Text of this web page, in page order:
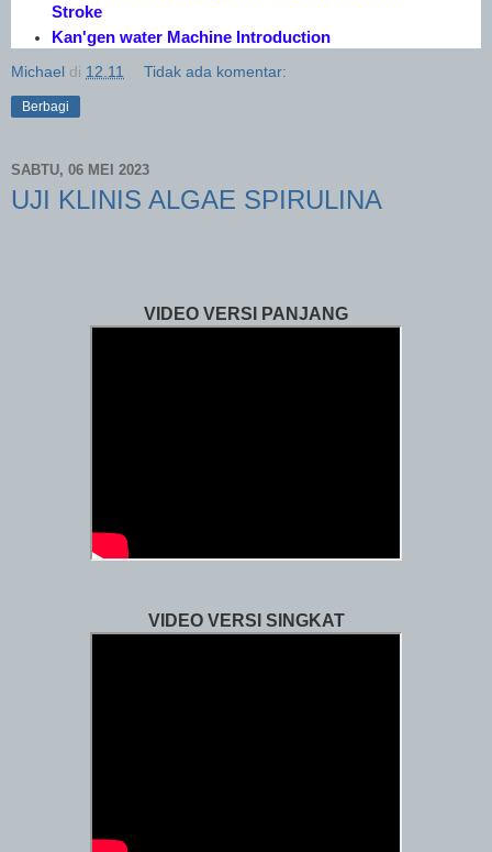
Stroke
Kan'gen water Machine Introduction
Michael di 12.11 Tidak ada komentar:
Berbagi
SABTU, 06 MEI 2023
UJI KLINIS ALGAE SPIRULINA
VIDEO VERSI PANJANG
VIDEO VERSI SINGKAT